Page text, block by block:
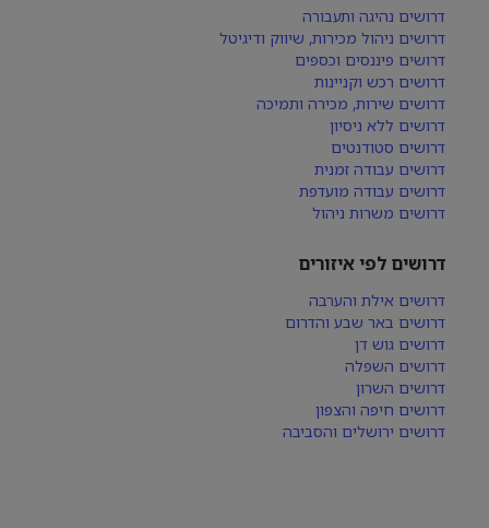
דרושים נהיגה ותעבורה
דרושים ניהול מכירות, שיווק ודיגיטל
דרושים פיננסים וכספים
דרושים רכש וקניינות
דרושים שירות, מכירה ותמיכה
דרושים ללא ניסיון
דרושים סטודנטים
דרושים עבודה זמנית
דרושים עבודה מועדפת
דרושים משרות ניהול
דרושים לפי איזורים
דרושים אילת והערבה
דרושים באר שבע והדרום
דרושים גוש דן
דרושים השפלה
דרושים השרון
דרושים חיפה והצפון
דרושים ירושלים והסביבה